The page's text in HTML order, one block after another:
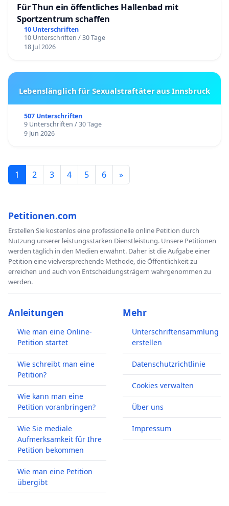
Für Thun ein öffentliches Hallenbad mit
Sportzentrum schaffen
10 Unterschriften
10 Unterschriften / 30 Tage
18 Jul 2026
Lebenslänglich für Sexualstraftäter aus Innsbruck
507 Unterschriften
9 Unterschriften / 30 Tage
9 Jun 2026
1 2 3 4 5 6 »
Petitionen.com
Erstellen Sie kostenlos eine professionelle online Petition durch
Nutzung unserer leistungsstarken Dienstleistung. Unsere Petitionen
werden täglich in den Medien erwähnt. Daher ist die Aufgabe einer
Petition eine vielversprechende Methode, die Öffentlichkeit zu
erreichen und auch von Entscheidungsträgern wahrgenommen zu
werden.
Anleitungen
Wie man eine Online-
Petition startet
Wie schreibt man eine
Petition?
Wie kann man eine
Petition voranbringen?
Wie Sie mediale
Aufmerksamkeit für Ihre
Petition bekommen
Wie man eine Petition
übergibt
Mehr
Unterschriftensammlung
erstellen
Datenschutzrichtlinie
Cookies verwalten
Über uns
Impressum